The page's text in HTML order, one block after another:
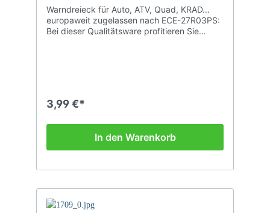
Warndreieck für Auto, ATV, Quad, KRAD...
europaweit zugelassen nach ECE-27R03PS:
Bei dieser Qualitätsware profitieren Sie
3,99 €*
In den Warenkorb